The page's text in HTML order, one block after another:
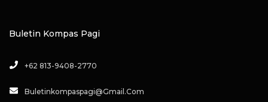
Buletin Kompas Pagi
+62 813-9408-2770
Buletinkompaspagi@gmail.com